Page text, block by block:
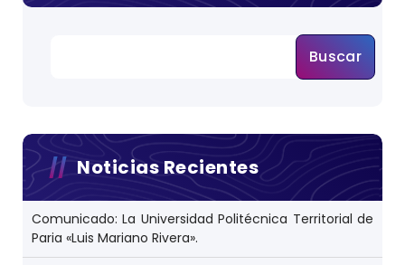
Buscar
Noticias Recientes
Comunicado: La Universidad Politécnica Territorial de
Paria «Luis Mariano Rivera».